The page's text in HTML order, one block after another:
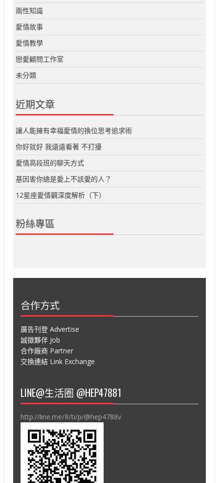
兩性知識
愛情故事
愛情教學
戀愛顧問工作室
未分類
近期文章
讓人能擁有幸福愛情的換位思考追求術
你好就好 我遠遠看著 不打擾
愛情高段班的聊天方式
基因害你總是愛上不該愛的人？
12星座愛情觀深度解析（下）
粉絲專區
合作方式
廣告刊登 Advertise
誠徵夥伴 Job
合作廠商 Partner
交換連結 Link Exchange
LINE@生活圈 @HEP47881
http://line.me/R/ti/p/@hep4788v